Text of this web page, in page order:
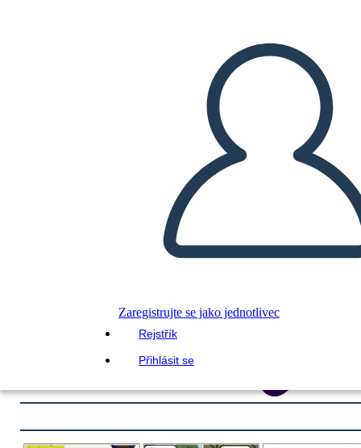
Zaregistrujte se jako jednotlivec
Rejstřík
Přihlásit se
PŘEHRÁT PREZENTACI
PŘEČTI MI